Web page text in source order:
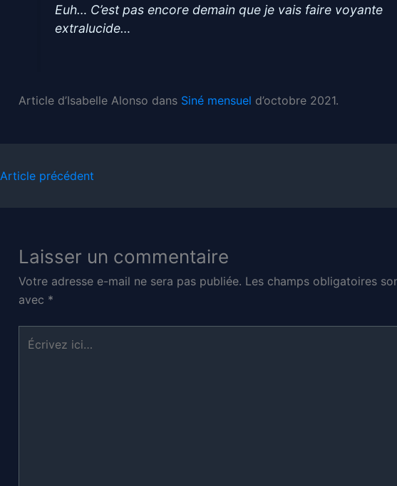
Euh… C’est pas encore demain que je vais faire voyante
extralucide…
Article d’Isabelle Alonso dans Siné mensuel d’octobre 2021.
Article précédent
Laisser un commentaire
Votre adresse e-mail ne sera pas publiée. Les champs obligatoires
avec *
Écrivez
ici…